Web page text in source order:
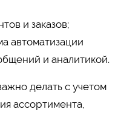
и заказов;
автоматизации
и аналитикой.
делать с учетом
ассортимента,